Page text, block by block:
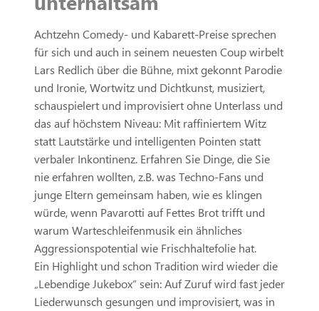
Achtzehn Comedy- und Kabarett-Preise sprechen
für sich und auch in seinem neuesten Coup wirbelt
Lars Redlich über die Bühne, mixt gekonnt Parodie
und Ironie, Wortwitz und Dichtkunst, musiziert,
schauspielert und improvisiert ohne Unterlass und
das auf höchstem Niveau: Mit raffiniertem Witz
statt Lautstärke und intelligenten Pointen statt
verbaler Inkontinenz. Erfahren Sie Dinge, die Sie
nie erfahren wollten, z.B. was Techno-Fans und
junge Eltern gemeinsam haben, wie es klingen
würde, wenn Pavarotti auf Fettes Brot trifft und
warum Warteschleifenmusik ein ähnliches
Aggressionspotential wie Frischhaltefolie hat.
Ein Highlight und schon Tradition wird wieder die
„Lebendige Jukebox“ sein: Auf Zuruf wird fast jeder
Liederwunsch gesungen und improvisiert, was in